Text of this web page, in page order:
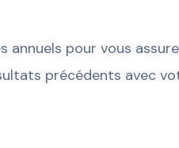
annuels pour vous
précédents avec